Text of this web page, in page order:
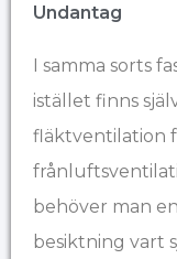
Undantag
I samma sorts
istället finns
fläktventilation
behöver man
besiktning vart